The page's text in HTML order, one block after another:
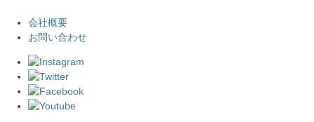
会社概要
お問い合わせ